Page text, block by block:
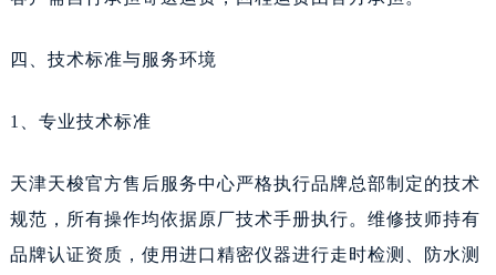
西藏自治区日喀则市桑珠孜区上海中路天梭售后服务中心（需提前预约）
西藏自治区山南市乃东区湖北大道天梭售后服务中心（需提前预约）
云南省保山市隆阳区正阳路天梭售后服务中心（需提前预约）
四、技术标准与服务环境
1、专业技术标准
天津天梭官方售后服务中心严格执行品牌总部制定的技术
规范，所有操作均依据原厂技术手册执行。维修技师持有
品牌认证资质，使用进口精密仪器进行走时检测、防水测